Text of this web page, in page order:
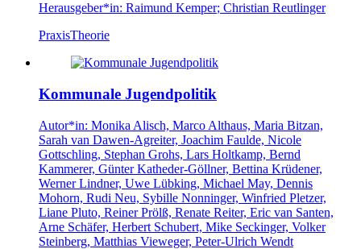
Herausgeber*in: Raimund Kemper; Christian Reutlinger
PraxisTheorie
Kommunale Jugendpolitik
Autor*in: Monika Alisch, Marco Althaus, Maria Bitzan,
Sarah van Dawen-Agreiter, Joachim Faulde, Nicole
Gottschling, Stephan Grohs, Lars Holtkamp, Bernd
Kammerer, Günter Katheder-Göllner, Bettina Krüdener,
Werner Lindner, Uwe Lübking, Michael May, Dennis
Mohorn, Rudi Neu, Sybille Nonninger, Winfried Pletzer,
Liane Pluto, Reiner Prölß, Renate Reiter, Eric van Santen,
Arne Schäfer, Herbert Schubert, Mike Seckinger, Volker
Steinberg, Matthias Vieweger, Peter-Ulrich Wendt